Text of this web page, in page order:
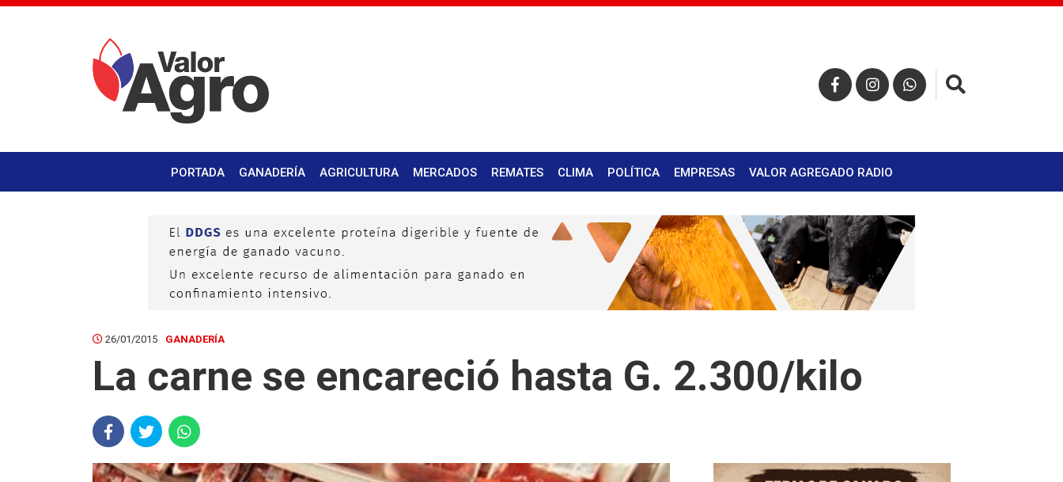
PORTADA GANADERÍA AGRICULTURA MERCADOS REMATES CLIMA POLÍTICA EMPRESAS VALOR AGREGADO RADIO
26/01/2015 GANADERÍA
La carne se encareció hasta G. 2.300/kilo